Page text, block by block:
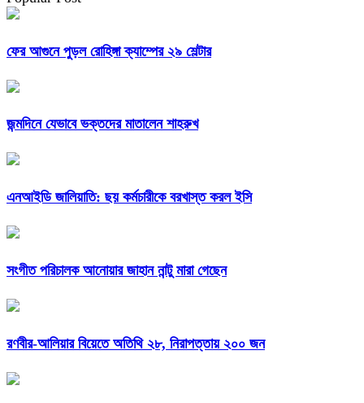
ফের আগুনে পুড়ল রোহিঙ্গা ক্যাম্পের ২৯ শেল্টার
জন্মদিনে যেভাবে ভক্তদের মাতালেন শাহরুখ
এনআইডি জালিয়াতি: ছয় কর্মচারীকে বরখাস্ত করল ইসি
সংগীত পরিচালক আনোয়ার জাহান নান্টু মারা গেছেন
রণবীর-আলিয়ার বিয়েতে অতিথি ২৮, নিরাপত্তায় ২০০ জন